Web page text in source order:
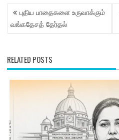
POST
NAVIGATION
புதிய பாதைகளை உருவாக்கும்
வங்கதேசத் தேர்தல்
RELATED POSTS